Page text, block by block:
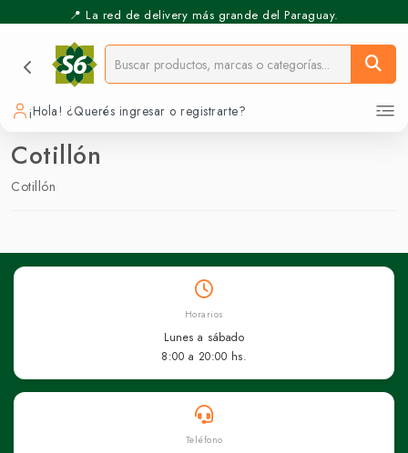
📍 La red de delivery más grande del Paraguay.
¡Hola! ¿Querés ingresar o registrarte?
Cotillón
Cotillón
Horarios
Lunes a sábado
8:00 a 20:00 hs.
Teléfono